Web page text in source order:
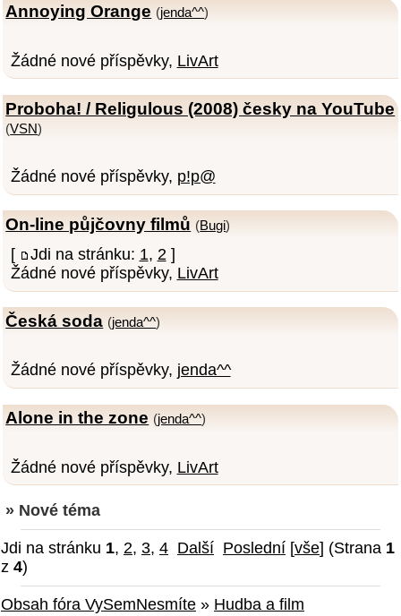
Annoying Orange (jenda^^)
Žádné nové příspěvky, LivArt
Proboha! / Religulous (2008) česky na YouTube
(VSN)
Žádné nové příspěvky, p!p@
On-line půjčovny filmů (Bugi)
[ Jdi na stránku: 1, 2]
Žádné nové příspěvky, LivArt
Česká soda (jenda^^)
Žádné nové příspěvky, jenda^^
Alone in the zone (jenda^^)
Žádné nové příspěvky, LivArt
» Nové téma
Jdi na stránku 1, 2, 3, 4 Další Poslední [vše] (Strana 1
z 4)
Obsah fóra VySemNesmíte » Hudba a film